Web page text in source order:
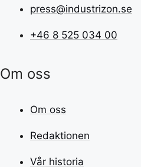
press@industrizon.se
+46 8 525 034 00
Om oss
Om oss
Redaktionen
Vår historia